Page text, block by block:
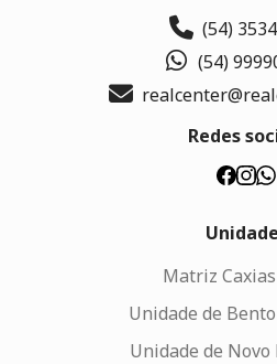
(54)
(54)
Redes
Matriz
Unidade de
Unidade de